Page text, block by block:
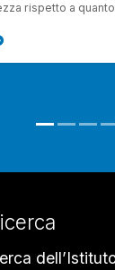
rispetto a